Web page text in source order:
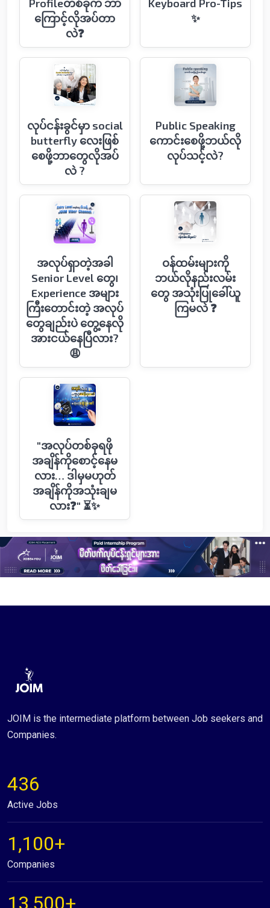
Profileတစ်ခုက ဘာ
ကြောင့်လိုအပ်တာ
လဲ❓
Keyboard Pro-Tips
✨
လုပ်ငန်းခွင်မှာ social
butterfly လေးဖြစ်
စေဖို့ဘာတွေလိုအပ်
လဲ ?
Public Speaking
ကောင်းစေဖို့ဘယ်လို
လုပ်သင့်လဲ?
အလုပ်ရှာတဲ့အခါ
Senior Level တွေ၊
Experience အများ
ကြီးတောင်းတဲ့ အလုပ်
တွေချည်းပဲ တွေ့နေလို
အားငယ်နေပြီလား?
😩
ဝန်ထမ်းများကို
ဘယ်လိုနည်းလမ်း​
တွေ အသုံးပြု​ခေါ်ယူ
ကြမလဲ ❓
"အလုပ်တစ်ခုရဖို
အချိန်ကိုစောင့်နေမ
လား… ဒါမှမဟုတ်
အချိန်ကိုအသုံးချမ
လား❓" ⏳✨
JOIM is the intermediate platform between Job seekers and
Companies.
436
Active Jobs
1,100+
Companies
13,500+